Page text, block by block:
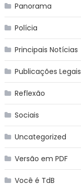
Panorama
Polícia
Principais Notícias
Publicações Legais
Reflexão
Sociais
Uncategorized
Versão em PDF
Você é TdB